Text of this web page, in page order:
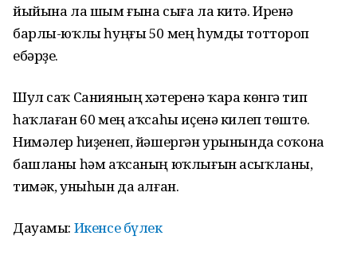
йыйына ла шым ғына сыға ла китә. Иренә
барлы-юҡлы һуңғы 50 мең һумды тоттороп
ебәрҙе.
Шул саҡ Санияның хәтеренә ҡара көнгә тип
һаҡлаған 60 мең аҡсаһы иҫенә килеп төштө.
Нимәлер һиҙенеп, йәшергән урынында соҡона
башланы һәм аҡсаның юҡлығын асыҡланы,
тимәк, уныһын да алған.
Дауамы: Икенсе бүлек